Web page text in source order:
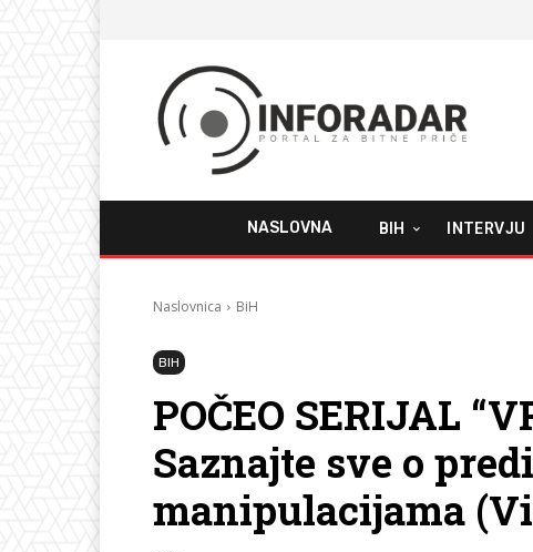
NASLOVNA BIH INTERVJU
Naslovnica BiH
BIH
POČEO SERIJAL
Saznajte sve o
manipulacijama